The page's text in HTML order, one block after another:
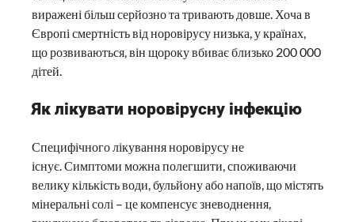
виражені більш серйозно та тривають довше. Хоча в
Європі смертність від норовірусу низька, у країнах,
що розвиваються, він щороку вбиває близько 200 000
дітей.
Як лікувати норовірусну інфекцію
Специфічного лікування норовірусу не
існує. Симптоми можна полегшити, споживаючи
велику кількість води, бульйону або напоїв, що містять
мінеральні солі – це компенсує зневоднення,